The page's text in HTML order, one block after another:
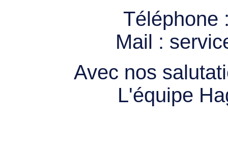
Téléphone
Mail :
Avec nos
L'équipe